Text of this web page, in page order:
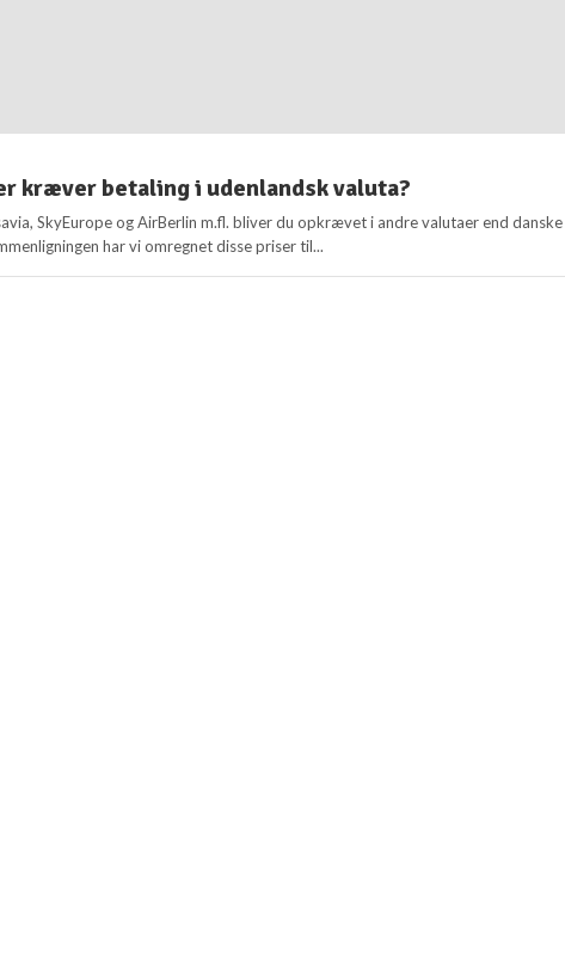
kræver betaling i udenlandsk valuta?
SkyEurope og AirBerlin m.fl. bliver du opkrævet i andre valutaer end danske
har vi omregnet disse priser til...